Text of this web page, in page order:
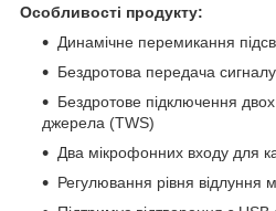
Особливості продукту:
Динамічне перемикання
Бездротова передача
Бездротове підключення
джерела (TWS)
Два мікрофонних входу для
Регулювання рівня відлуння